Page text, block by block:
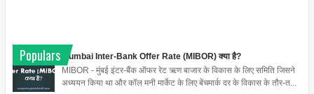
Populars
Mumbai Inter-Bank Offer Rate (MIBOR) क्या है?
MIBOR - मुंबई इंटर-बैंक ऑफर रेट ऋण बाजार के विकास के लिए समिति जिसने
अध्ययन किया था और कॉल मनी मार्केट के लिए बेंचमार्क दर के विकास के तौर-त...